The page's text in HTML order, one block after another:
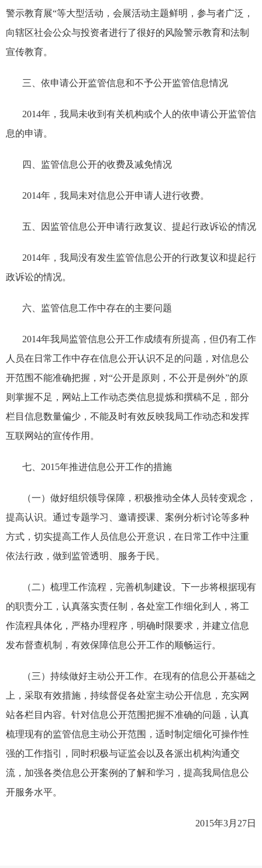
警示教育展“等大型活动，会展活动主题鲜明，参与者广泛，
向辖区社会公众与投资者进行了很好的风险警示教育和法制
宣传教育。
三、依申请公开监管信息和不予公开监管信息情况
2014年，我局未收到有关机构或个人的依申请公开监管信
息的申请。
四、监管信息公开的收费及减免情况
2014年，我局未对信息公开申请人进行收费。
五、因监管信息公开申请行政复议、提起行政诉讼的情况
2014年，我局没有发生监管信息公开的行政复议和提起行
政诉讼的情况。
六、监管信息工作中存在的主要问题
2014年我局监管信息公开工作成绩有所提高， 但仍有工作
人员在日常工作中存在信息公开认识不足的问题，对信息公
开范围不能准确把握，对“公开是原则，不公开是例外”的原
则掌握不足，网站上工作动态类信息提炼和撰稿不足，部分
栏目信息数量偏少，不能及时有效反映我局工作动态和发挥
互联网站的宣传作用。
七、 2015年推进信息公开工作的措施
（一）做好组织领导保障，积极推动全体人员转变观念，
提高认识。通过专题学习、邀请授课、案例分析讨论等多种
方式，切实提高工作人员信息公开意识，在日常工作中注重
依法行政，做到监管透明、服务于民。
（二）梳理工作流程，完善机制建设。下一步将根据现有
的职责分工， 认真落实责任制， 各处室工作细化到人，将工
作流程具体化， 严格办理程序，明确时限要求， 并建立信息
发布督查机制，有效保障信息公开工作的顺畅运行。
（三）持续做好主动公开工作。在现有的信息公开基础之
上，采取有效措施，持续督促各处室主动公开信息，充实网
站各栏目内容。针对信息公开范围把握不准确的问题，认真
梳理现有的监管信息主动公开范围，适时制定细化可操作性
强的工作指引，同时积极与证监会以及各派出机构沟通交
流，加强各类信息公开案例的了解和学习，提高我局信息公
开服务水平。
2015年3月27日